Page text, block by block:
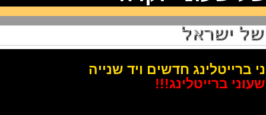
חדשים ויד שנייה
ברייטלינג!!!